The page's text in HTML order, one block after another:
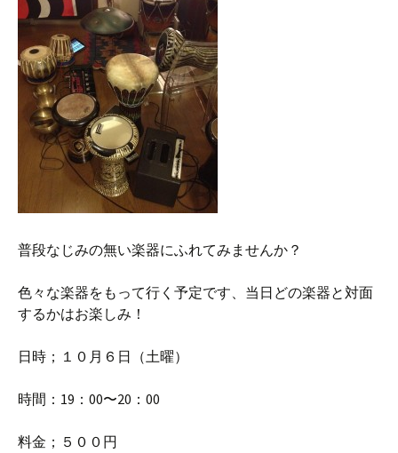
普段なじみの無い楽器にふれてみませんか？
色々な楽器をもって行く予定です、当日どの楽器と対面
するかはお楽しみ！
日時；１０月６日（土曜）
時間：19：00〜20：00
料金；５００円